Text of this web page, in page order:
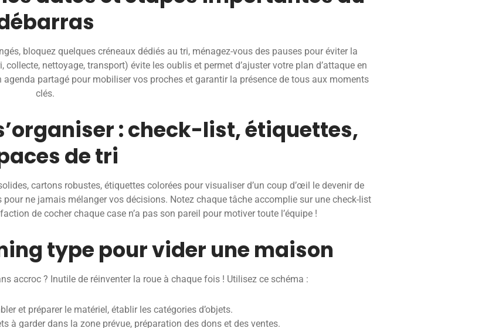
bloquez quelques créneaux dédiés au tri, ménagez-vous des pauses pour éviter la
nettoyage, transport) évite les oublis et permet d’ajuster votre plan d’attaque en
partagé pour mobiliser vos proches et garantir la présence de tous aux moments
clés.
: check-list, étiquettes,
de tri
cartons robustes, étiquettes colorées pour visualiser d’un coup d’œil le devenir de
ne jamais mélanger vos décisions. Notez chaque tâche accomplie sur une check-list
de cocher chaque case n’a pas son pareil pour motiver toute l’équipe !
type pour vider une maison
accroc ? Inutile de réinventer la roue à chaque fois ! Utilisez ce schéma :
et préparer le matériel, établir les catégories d’objets.
à garder dans la zone prévue, préparation des dons et des ventes.